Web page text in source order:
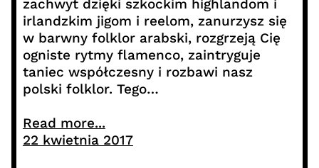
zachwyt dzięki szkockim highlandom i
irlandzkim jigom i reelom, zanurzysz się
w barwny folklor arabski, rozgrzeją Cię
ogniste rytmy flamenco, zaintryguje
taniec współczesny i rozbawi nasz
polski folklor. Tego…
Read more...
22 kwietnia 2017